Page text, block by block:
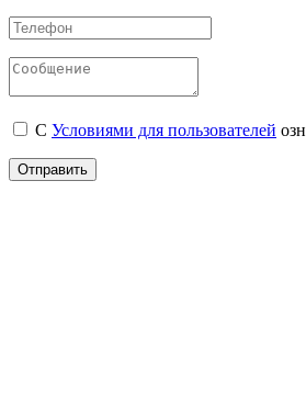
С Условиями для пользователей
Отправить